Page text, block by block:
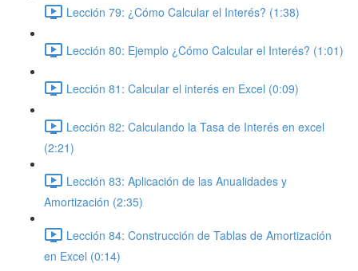
Lección 79: ¿Cómo Calcular el Interés? (1:38)
Lección 80: Ejemplo ¿Cómo Calcular el Interés? (1:01)
Lección 81: Calcular el interés en Excel (0:09)
Lección 82: Calculando la Tasa de Interés en excel
(2:21)
Lección 83: Aplicación de las Anualidades y
Amortización (2:35)
Lección 84: Construcción de Tablas de Amortización
en Excel (0:14)